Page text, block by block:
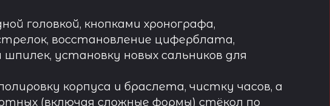
головкой, кнопками хронографа,
восстановление циферблата,
установку новых сальников для
корпуса и браслета, чистку часов, а
(включая сложные формы) стёкол по